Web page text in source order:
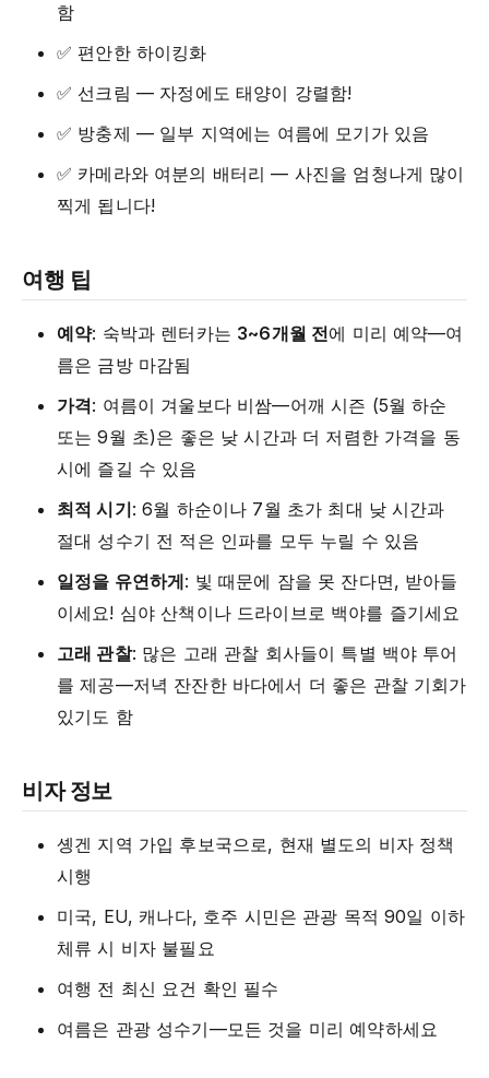
함
✅ 편안한 하이킹화
✅ 선크림 — 자정에도 태양이 강렬함!
✅ 방충제 — 일부 지역에는 여름에 모기가 있음
✅ 카메라와 여분의 배터리 — 사진을 엄청나게 많이
찍게 됩니다!
여행 팁
예약: 숙박과 렌터카는 3~6개월 전에 미리 예약—여
름은 금방 마감됨
가격: 여름이 겨울보다 비쌈—어깨 시즌 (5월 하순
또는 9월 초)은 좋은 낮 시간과 더 저렴한 가격을 동
시에 즐길 수 있음
최적 시기: 6월 하순이나 7월 초가 최대 낮 시간과
절대 성수기 전 적은 인파를 모두 누릴 수 있음
일정을 유연하게: 빛 때문에 잠을 못 잔다면, 받아들
이세요! 심야 산책이나 드라이브로 백야를 즐기세요
고래 관찰: 많은 고래 관찰 회사들이 특별 백야 투어
를 제공—저녁 잔잔한 바다에서 더 좋은 관찰 기회가
있기도 함
비자 정보
솅겐 지역 가입 후보국으로, 현재 별도의 비자 정책
시행
미국, EU, 캐나다, 호주 시민은 관광 목적 90일 이하
체류 시 비자 불필요
여행 전 최신 요건 확인 필수
여름은 관광 성수기—모든 것을 미리 예약하세요